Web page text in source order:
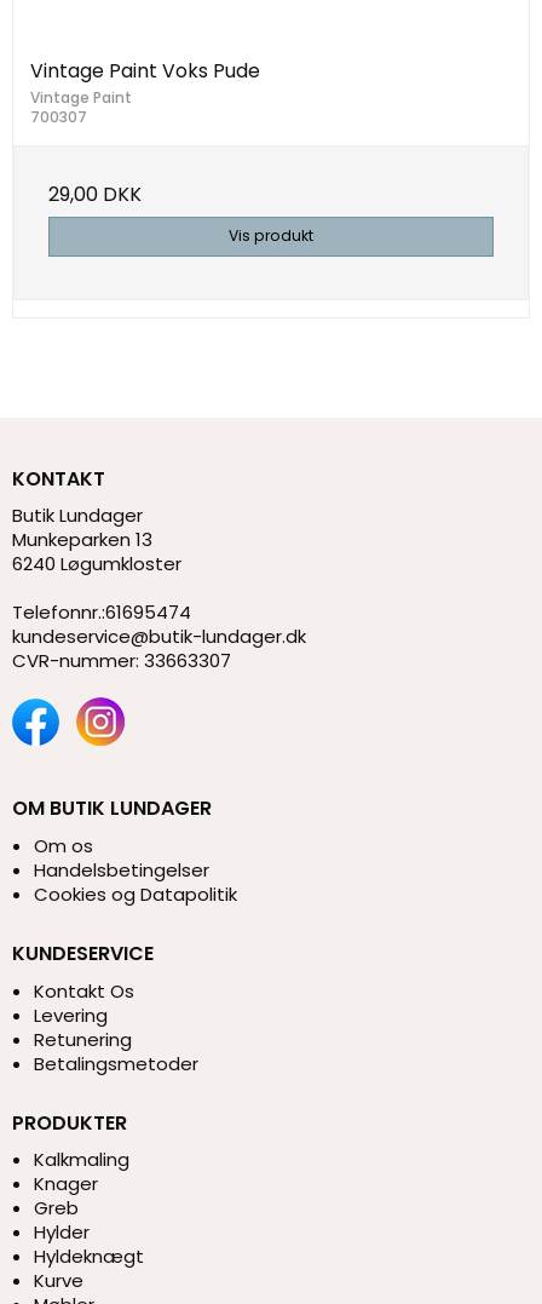
Vintage Paint Voks Pude
Vintage Paint
700307
29,00 DKK
Vis produkt
KONTAKT
Butik Lundager
Munkeparken 13
6240 Løgumkloster
Telefonnr.:61695474
kundeservice@butik-lundager.dk
CVR-nummer: 33663307
OM BUTIK LUNDAGER
Om os
Handelsbetingelser
Cookies og Datapolitik
KUNDESERVICE
Kontakt Os
Levering
Retunering
Betalingsmetoder
PRODUKTER
Kalkmaling
Knager
Greb
Hylder
Hyldeknægt
Kurve